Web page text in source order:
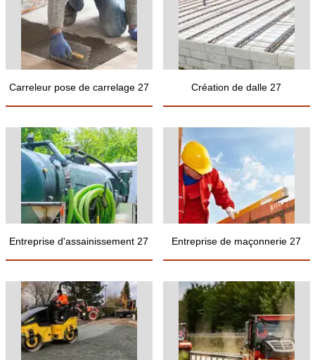
Carreleur pose de carrelage 27 Création de dalle 27
Entreprise d'assainissement 27 Entreprise de maçonnerie 27